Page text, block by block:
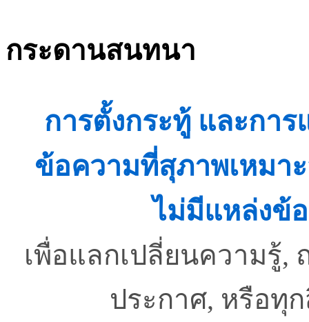
กระดานสนทนา
การตั้งกระทู้ และกา
ข้อความที่สุภาพเหมา
ไม่มีแหล่งข้
เพื่อแลกเปลี่ยนความรู้
ประกาศ, หรือทุ